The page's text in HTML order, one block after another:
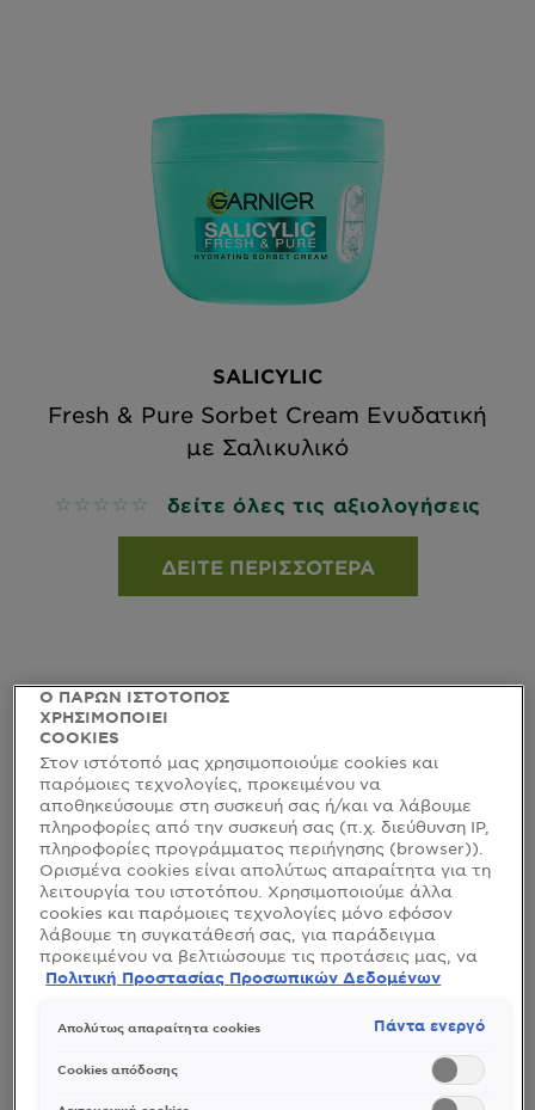
SALICYLIC
Fresh & Pure Sorbet Cream Ενυδατική
με Σαλικυλικό
No reviews δείτε όλες τις αξιολογήσεις
ΔΕΊΤΕ ΠΕΡΙΣΣΌΤΕΡΑ
Ο ΠΑΡΩΝ ΙΣΤΟΤΟΠΟΣ
ΧΡΗΣΙΜΟΠΟΙΕΙ
COOKIES
Στον ιστότοπό μας χρησιμοποιούμε cookies και
παρόμοιες τεχνολογίες, προκειμένου να
αποθηκεύσουμε στη συσκευή σας ή/και να λάβουμε
πληροφορίες από την συσκευή σας (π.χ. διεύθυνση IP,
πληροφορίες προγράμματος περιήγησης (browser)).
Ορισμένα cookies είναι απολύτως απαραίτητα για τη
λειτουργία του ιστοτόπου. Χρησιμοποιούμε άλλα
cookies και παρόμοιες τεχνολογίες μόνο εφόσον
λάβουμε τη συγκατάθεσή σας, για παράδειγμα
προκειμένου να βελτιώσουμε τις προτάσεις μας, να
αναλύσουμε τη χρήση, να προσαρμόσουμε το
αναγνωρίσουμε τον browser/ τη συσκευή σας για τη
δημιουργία προφίλ με τα ενδιαφέροντά σας και να
σας δείχνουμε σχετικό διαφημιστικό περιεχόμενο σε
Πολιτική Προστασίας Προσωπικών Δεδομένων
Απολύτως απαραίτητα cookies Πάντα ενεργό
Cookies απόδοσης